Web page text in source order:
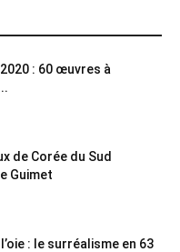
: 60 œuvres à
de Corée du Sud
Guimet
: le surréalisme en 63